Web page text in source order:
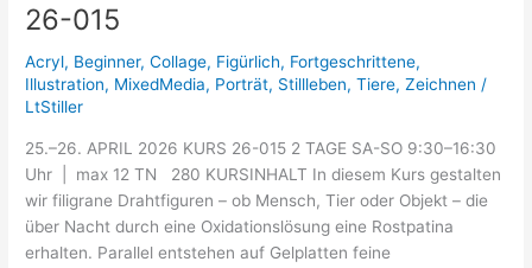
26-015
Acryl, Beginner,Collage, Figürlich, Fortgeschrittene,
Illustration, MixedMedia, Porträt, Stillleben,Tiere,Zeichnen /
LtStiller
25.–26. APRIL 2026 KURS 26-015 2 TAGE SA-SO 9:30–16:30
Uhr | max 12 TN 280 KURSINHALT In diesem Kurs gestalten
wir filigrane Drahtfiguren – ob Mensch, Tier oder Objekt – die
über Nacht durch eine Oxidationslösung eine Rostpatina
erhalten. Parallel entstehen auf Gelplatten feine
26-